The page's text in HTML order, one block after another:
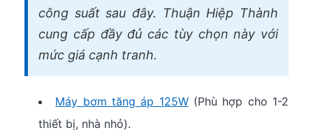
công suất sau đây. Thuận Hiệp Thành
cung cấp đầy đủ các tùy chọn này với
mức giá cạnh tranh.
Máy bơm tăng áp 125W(Phù hợp cho 1-2
thiết bị, nhà nhỏ).